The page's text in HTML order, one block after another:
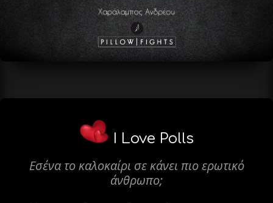
I Love Polls
Εσένα το καλοκαίρι σε κάνει πιο ερωτικό
άνθρωπο;